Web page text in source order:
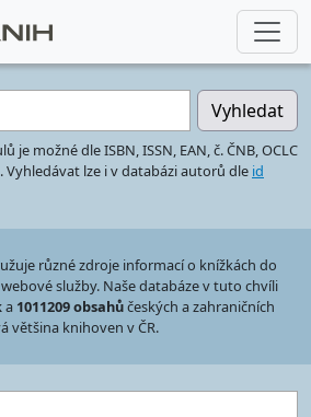
Vyhledat
je možné dle ISBN, ISSN, EAN, č. ČNB, OCLC
lze i v databázi autorů dle id
různé zdroje informací o knížkách do
služby. Naše databáze v tuto chvíli
a 1011209 obsahůčeských a zahraničních
většina knihoven v ČR.